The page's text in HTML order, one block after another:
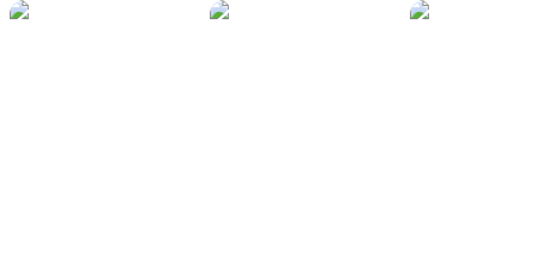
Travellers
what happens, the
you need a consular
Schedule